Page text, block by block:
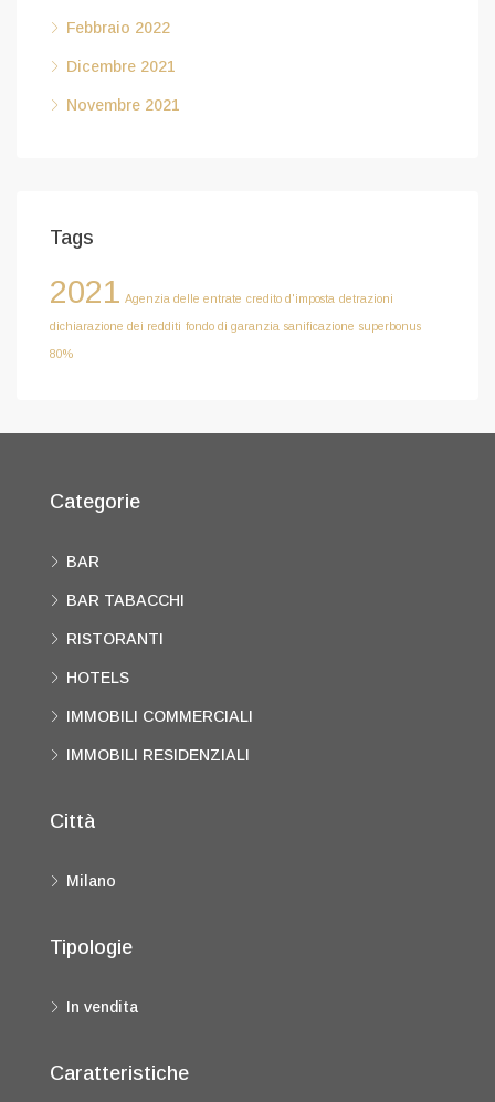
Febbraio 2022
Dicembre 2021
Novembre 2021
Tags
2021 Agenzia delle entrate credito d'imposta detrazioni
dichiarazione dei redditi fondo di garanzia sanificazione superbonus
80%
Categorie
BAR
BAR TABACCHI
RISTORANTI
HOTELS
IMMOBILI COMMERCIALI
IMMOBILI RESIDENZIALI
Città
Milano
Tipologie
In vendita
Caratteristiche